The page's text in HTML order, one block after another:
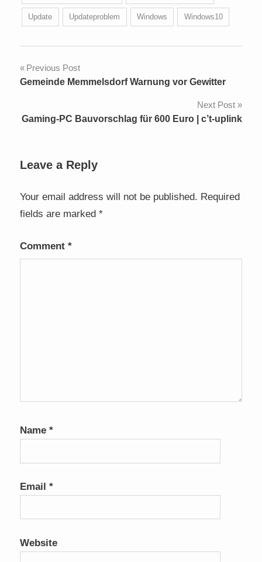
Update Updateproblem Windows Windows10
Post
Previous Post
Gemeinde Memmelsdorf Warnung vor Gewitter
Next Post
Gaming-PC Bauvorschlag für 600 Euro | c’t-uplink
Leave a Reply
Your email address will not be published. Required
fields are marked *
Comment *
Name *
Email *
Website